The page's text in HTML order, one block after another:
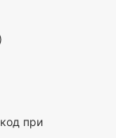
при